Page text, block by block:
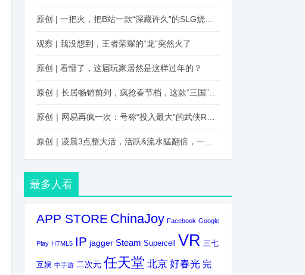
观察 | 我没想到，王者荣耀的“龙”突然火了
原创 | 看懵了，这届玩家居然是这样过年的？
最多人看
APP STORE ChinaJoy Facebook Google
Play HTML5 IP jagger Steam Supercell VR 三七
互娱 中手游 二次元 任天堂 北京 好春光 完